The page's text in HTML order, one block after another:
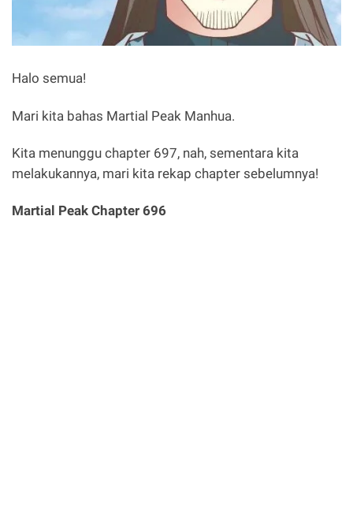
Halo semua!
Mari kita bahas Martial Peak Manhua.
Kita menunggu chapter 697, nah, sementara kita
melakukannya, mari kita rekap chapter sebelumnya!
Martial Peak Chapter 696